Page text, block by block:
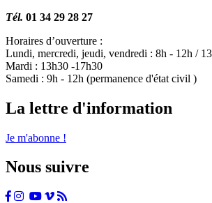
Tél. 01 34 29 28 27
Horaires d’ouverture :
Lundi, mercredi, jeudi, vendredi : 8h - 12h /
Mardi : 13h30 -17h30
Samedi : 9h - 12h (permanence d'état civil )
La lettre d'information
Je m'abonne !
Nous suivre
Facebook
Instagram
TiktokYoutube
Vimeo
Flux